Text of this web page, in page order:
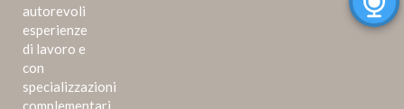
autorevoli
esperienze
di lavoro e
con
specializzazioni
complementari